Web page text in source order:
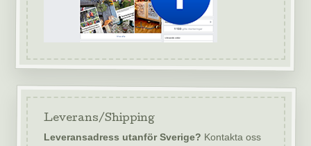
Leverans/Shipping
Leveransadress utanför Sverige? Kontakta oss